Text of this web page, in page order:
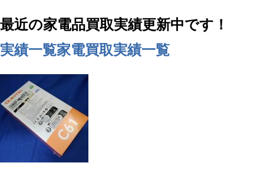
最近の家電品買取実績更新中です！
実績一覧家電買取実績一覧